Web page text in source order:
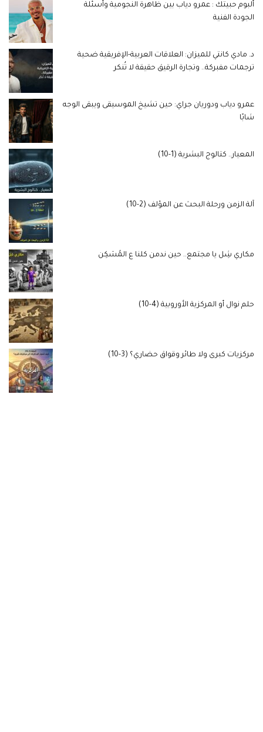
ألبوم حبيتك : عمرو دياب بين ظاهرة النجومية وأسئلة
الجودة الفنية
د. مادي كانتي للميزان: العلاقات العربية-الإفريقية ضحية
ترجمات مفبركة.. وتجارة الرقيق حقيقة لا تُنكر
عمرو دياب ودوريان جراي: حين تشيخ الموسيقى ويبقى الوجه
شابًا
المعيار.. كتالوج البشرية (1-10)
آلة الزمن ورحلة البحث عن المؤلف (2-10)
مكاري شِل يا مجتمع.. حين ندمن كلنا ع المُسَكِن
حلم نوال أو المركزية الأوروبية (4-10)
مركزيات كبرى ولا طائر وقواق حضاري؟ (3-10)